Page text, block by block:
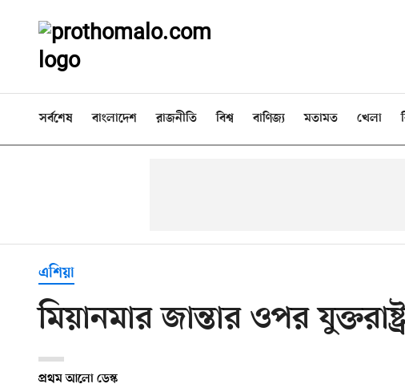
সর্বশেষ বাংলাদেশ রাজনীতি বিশ্ব বাণিজ্য মতামত খেলা
এশিয়া
মিয়ানমার জান্তার ওপর
প্রথম আলো ডেস্ক